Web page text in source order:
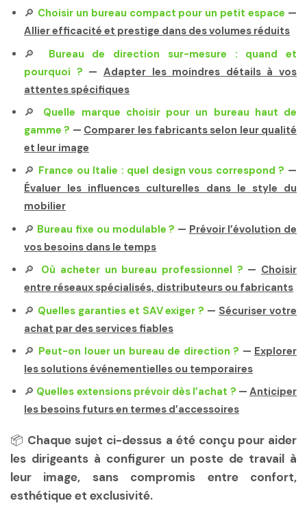
🔎 Choisir un bureau compact pour un petit espace —
Allier efficacité et prestige dans des volumes réduits
🔎 Bureau de direction sur-mesure : quand et
pourquoi ? — Adapter les moindres détails à vos
attentes spécifiques
🔎 Quelle marque choisir pour un bureau haut de
gamme ? — Comparer les fabricants selon leur qualité
et leur image
🔎 France ou Italie : quel design vous correspond ? —
Évaluer les influences culturelles dans le style du
mobilier
🔎 Bureau fixe ou modulable ? — Prévoir l’évolution de
vos besoins dans le temps
🔎 Où acheter un bureau professionnel ? — Choisir
entre réseaux spécialisés, distributeurs ou fabricants
🔎 Quelles garanties et SAV exiger ? — Sécuriser votre
achat par des services fiables
🔎 Peut-on louer un bureau de direction ? — Explorer
les solutions événementielles ou temporaires
🔎 Quelles extensions prévoir dès l’achat ? —Anticiper
les besoins futurs en termes d’accessoires
📦 Chaque sujet ci-dessus a été conçu pour aider
les dirigeants à configurer un poste de travail à
leur image, sans compromis entre confort,
esthétique et exclusivité.